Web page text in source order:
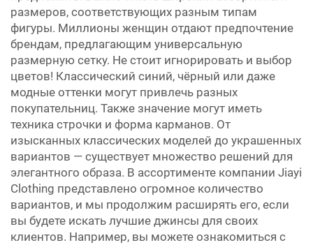
размеров, соответствующих разным типам
фигуры. Миллионы женщин отдают предпочтение
брендам, предлагающим универсальную
размерную сетку. Не стоит игнорировать и выбор
цветов! Классический синий, чёрный или даже
модные оттенки могут привлечь разных
покупательниц. Также значение могут иметь
техника строчки и форма карманов. От
изысканных классических моделей до украшенных
вариантов — существует множество решений для
элегантного образа. В ассортименте компании Jiayi
Clothing представлено огромное количество
вариантов, и мы продолжим расширять его, если
вы будете искать лучшие джинсы для своих
клиентов. Например, вы можете ознакомиться с